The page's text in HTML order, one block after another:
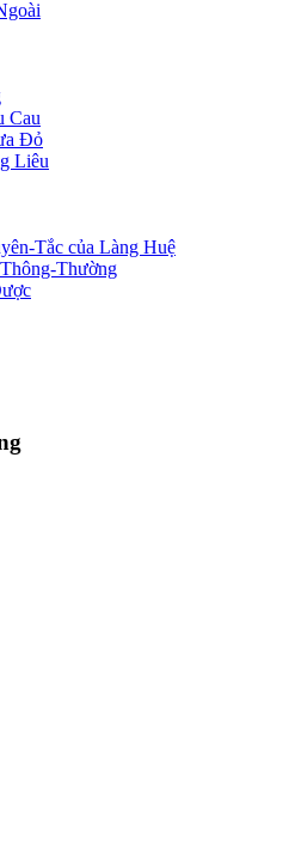
Cau
Đỏ
Liêu
Tắc của Làng Huệ
Thường